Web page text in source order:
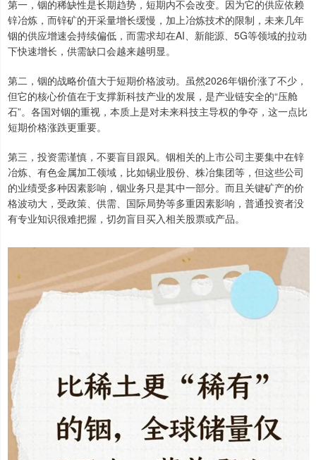
第一，铟的稀缺性是长期趋势，短期内不会改变。因为它的供应依赖
锌冶炼，而锌矿的开采量增长缓慢，加上冶炼技术的限制，未来几年
铟的供应增速会持续偏低，而需求却在AI、新能源、5G等领域的拉动
下快速增长，供需缺口会越来越明显。
第二，铟的战略价值大于短期价格波动。虽然2026年铟价涨了不少，
但它的核心价值在于支撑新科技产业的发展，是产业链安全的“压舱
石”。各国对铟的重视，本质上是对未来科技主导权的争夺，这一点比
短期价格涨跌更重要。
第三，投资需谨慎，不要盲目跟风。铟相关的上市公司主要集中在锌
冶炼、有色金属加工领域，比如锡业股份、株冶集团等，但这些公司
的业绩受多种因素影响，铟业务只是其中一部分。而且关键矿产的价
格波动大，受政策、供需、国际局势等多重因素影响，普通投资者没
有专业知识很难把握，切勿盲目买入相关股票或产品。